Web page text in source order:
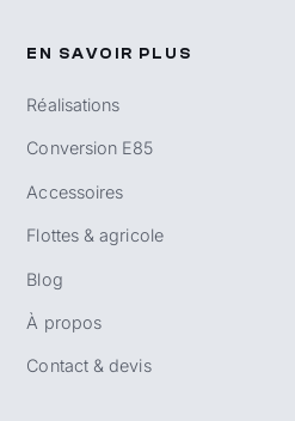
EN SAVOIR PLUS
Réalisations
Conversion E85
Accessoires
Flottes & agricole
Blog
À propos
Contact & devis